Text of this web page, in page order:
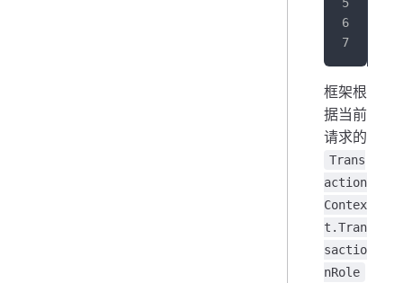
框架根
据当前
请求的
Trans
action
Contex
t.Tran
sactio
nRole